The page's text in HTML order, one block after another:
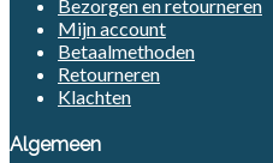
Bezorgen en retourneren
Mijn account
Betaalmethoden
Retourneren
Klachten
Algemeen